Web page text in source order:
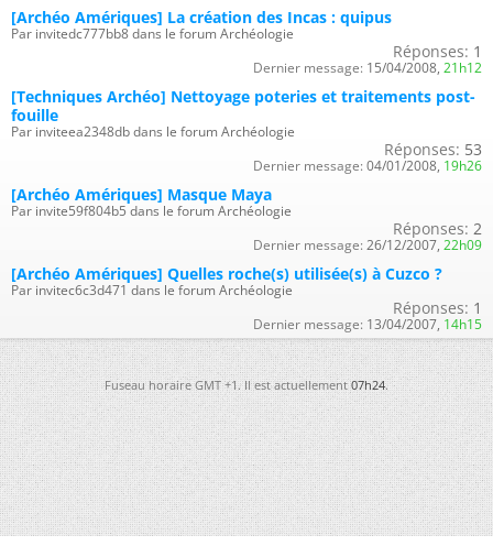
[Archéo Amériques] La création des Incas : quipus
Par invitedc777bb8 dans le forum Archéologie
Réponses: 1
Dernier message: 15/04/2008, 21h12
[Techniques Archéo] Nettoyage poteries et traitements post-
fouille
Par inviteea2348db dans le forum Archéologie
Réponses: 53
Dernier message: 04/01/2008, 19h26
[Archéo Amériques] Masque Maya
Par invite59f804b5 dans le forum Archéologie
Réponses: 2
Dernier message: 26/12/2007, 22h09
[Archéo Amériques] Quelles roche(s) utilisée(s) à Cuzco ?
Par invitec6c3d471 dans le forum Archéologie
Réponses: 1
Dernier message: 13/04/2007, 14h15
Fuseau horaire GMT +1. Il est actuellement07h24.